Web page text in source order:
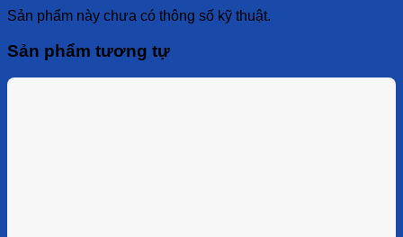
Sản phẩm này chưa có thông số kỹ thuật.
Sản phẩm tương tự